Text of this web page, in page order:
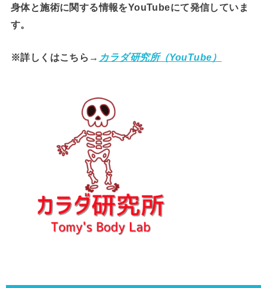
身体と施術に関する情報をYouTubeにて発信していま
す。
※詳しくはこちら→ カラダ研究所（YouTube）